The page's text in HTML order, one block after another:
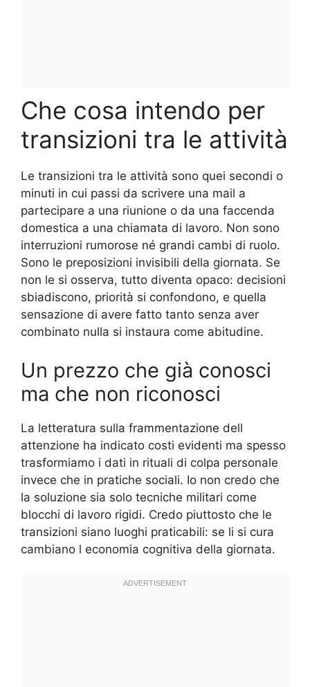
Che cosa intendo per
transizioni tra le attività
Le transizioni tra le attività sono quei secondi o
minuti in cui passi da scrivere una mail a
partecipare a una riunione o da una faccenda
domestica a una chiamata di lavoro. Non sono
interruzioni rumorose né grandi cambi di ruolo.
Sono le preposizioni invisibili della giornata. Se
non le si osserva, tutto diventa opaco: decisioni
sbiadiscono, priorità si confondono, e quella
sensazione di avere fatto tanto senza aver
combinato nulla si instaura come abitudine.
Un prezzo che già conosci
ma che non riconosci
La letteratura sulla frammentazione dell
attenzione ha indicato costi evidenti ma spesso
trasformiamo i dati in rituali di colpa personale
invece che in pratiche sociali. Io non credo che
la soluzione sia solo tecniche militari come
blocchi di lavoro rigidi. Credo piuttosto che le
transizioni siano luoghi praticabili: se li si cura
cambiano l economia cognitiva della giornata.